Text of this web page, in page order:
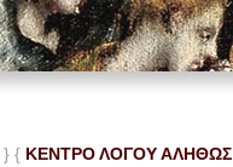
} { ΚΕΝΤΡΟ ΛΟΓΟΥ ΑΛΗΘΩΣ